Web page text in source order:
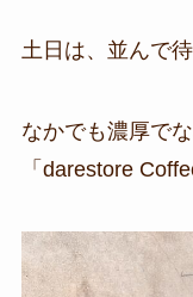
土日は、並んで
なかでも濃厚で
「darestore